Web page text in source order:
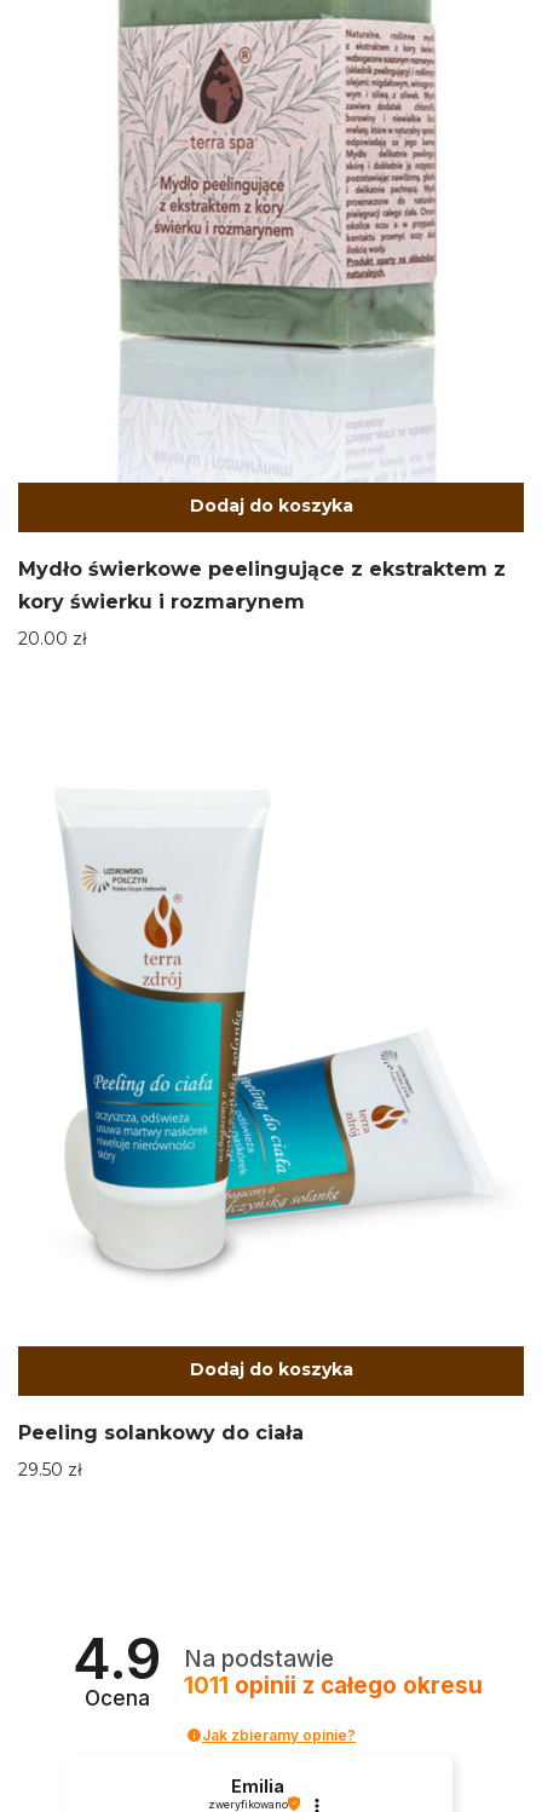
Dodaj do koszyka
Mydło świerkowe peelingujące z ekstraktem z
kory świerku i rozmarynem
20.00 zł
Dodaj do koszyka
Peeling solankowy do ciała
29.50 zł
4.9
Ocena
Na podstawie
1011 opinii z całego okresu
Jak zbieramy opinie?
Emilia
zweryfikowano